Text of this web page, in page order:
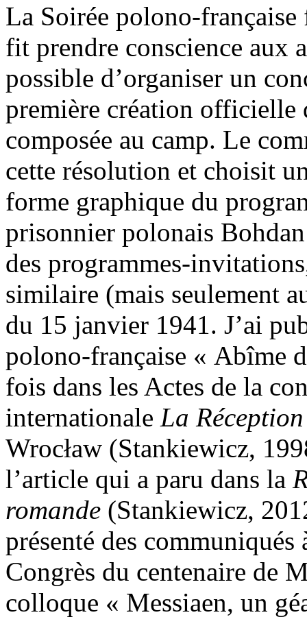
La Soirée polono-
fit prendre conscience aux
possible d’organiser un
première création officielle
composée au camp. Le
cette résolution et choisit
forme graphique du
prisonnier polonais
des programmes-
similaire (mais seulement
du 15 janvier 1941. J’ai
polono-française « Abîme
fois dans les Actes de la
internationale La
Wrocław (Stankiewicz,
l’article qui a paru dans la
romande (Stankiewicz,
présenté des
Congrès du centenaire de
colloque « Messiaen, un